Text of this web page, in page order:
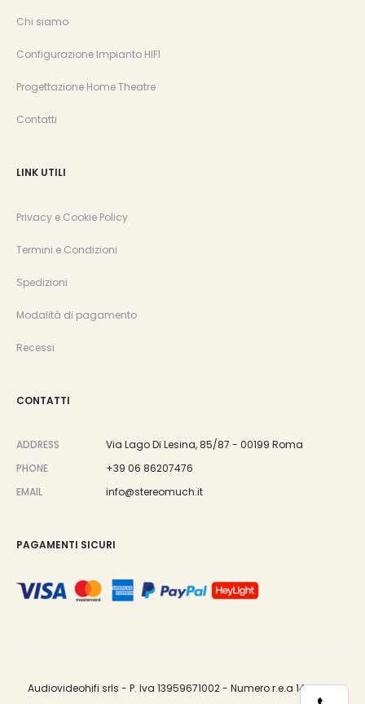
Chi siamo
Configurazione Impianto HIFI
Progettazione Home Theatre
Contatti
LINK UTILI
Privacy e Cookie Policy
Termini e Condizioni
Spedizioni
Modalità di pagamento
Recessi
CONTATTI
ADDRESS
Via Lago Di Lesina, 85/87 - 00199 Roma
PHONE
+39 06 86207476
EMAIL
info@stereomuch.it
PAGAMENTI SICURI
Audiovideohifi srls - P. Iva 13959671002 - Numero r.e.a 1487033.